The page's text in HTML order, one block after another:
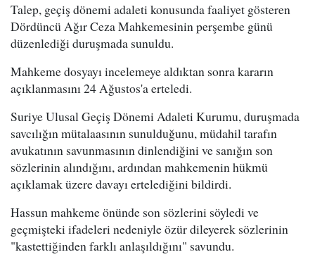
Talep, geçiş dönemi adaleti konusunda faaliyet gösteren
Dördüncü Ağır Ceza Mahkemesinin perşembe günü
düzenlediği duruşmada sunuldu.
Mahkeme dosyayı incelemeye aldıktan sonra kararın
açıklanmasını 24 Ağustos'a erteledi.
Suriye Ulusal Geçiş Dönemi Adaleti Kurumu, duruşmada
savcılığın mütalaasının sunulduğunu, müdahil tarafın
avukatının savunmasının dinlendiğini ve sanığın son
sözlerinin alındığını, ardından mahkemenin hükmü
açıklamak üzere davayı ertelediğini bildirdi.
Hassun mahkeme önünde son sözlerini söyledi ve
geçmişteki ifadeleri nedeniyle özür dileyerek sözlerinin
"kastettiğinden farklı anlaşıldığını" savundu.